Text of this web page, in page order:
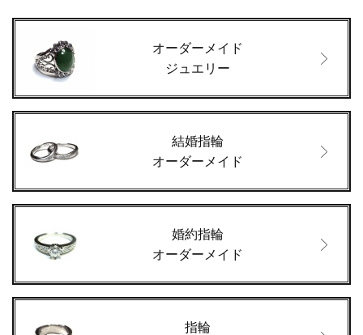
オーダーメイド
ジュエリー
結婚指輪
オーダーメイド
婚約指輪
オーダーメイド
指輪